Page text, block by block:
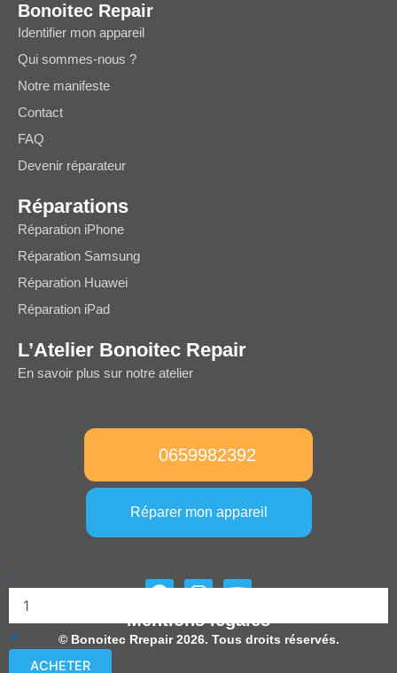
-
de
Caméra
arrière
iPhone
+
ACHETER
Bonoitec Repair
Identifier mon appareil
Qui sommes-nous ?
Notre manifeste
Contact
FAQ
Devenir réparateur
Réparations
Réparation iPhone
Réparation Samsung
Réparation Huawei
Réparation iPad
L’Atelier Bonoitec Repair
En savoir plus sur notre atelier
0659982392
Réparer mon appareil
F
c
e
I
s
t
Y
u
t
Mentions légales
© Bonoitec Rrepair 2026. Tous droits réservés.